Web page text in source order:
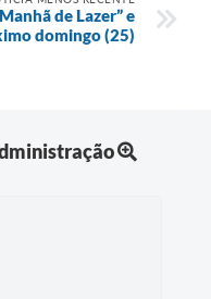
de Lazer” e
domingo (25)